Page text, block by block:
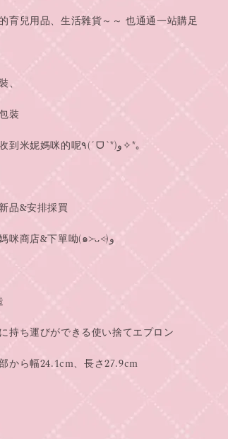
育兒用品、生活雜貨～～ 也通通一站購足
、
裝
是不是滿心期待收到米妮媽咪的呢٩(ˊᗜˋ*)و✧*｡
品&安排採買
請隨時登入米妮媽咪商店&下單呦(๑˃̵ᴗ˂̵)و
持ち運びができる使い捨てエプロン
から幅24.1cm、長さ27.9cm